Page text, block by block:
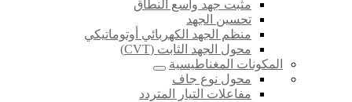
مثبت جهد واسع النطاق
تحسين الجهد
منظم الجهد الكهربائي أوتوماتيكي
محول الجهد الثابت (CVT)
المكونات المغناطيسية
محول نوع جاف
مفاعلات التيار المتردد